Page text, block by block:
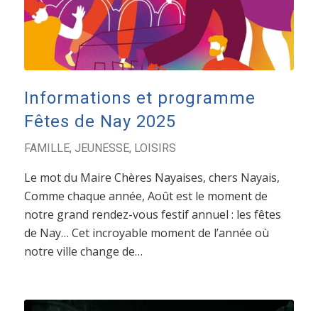
Informations et programme
Fêtes de Nay 2025
FAMILLE, JEUNESSE, LOISIRS
Le mot du Maire Chères Nayaises, chers Nayais,
Comme chaque année, Août est le moment de
notre grand rendez-vous festif annuel : les fêtes
de Nay… Cet incroyable moment de l’année où
notre ville change de…